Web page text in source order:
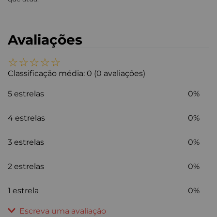
Avaliações
☆☆☆☆☆
Classificação média: 0 (0 avaliações)
5 estrelas 0%
4 estrelas 0%
3 estrelas 0%
2 estrelas 0%
1 estrela 0%
Escreva uma avaliação